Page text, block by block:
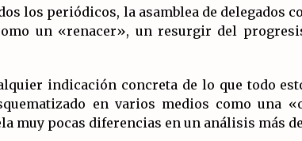
los periódicos, la asamblea de delegados
un «renacer», un resurgir del
indicación concreta de lo que todo
en varios medios como una
muy pocas diferencias en un análisis más